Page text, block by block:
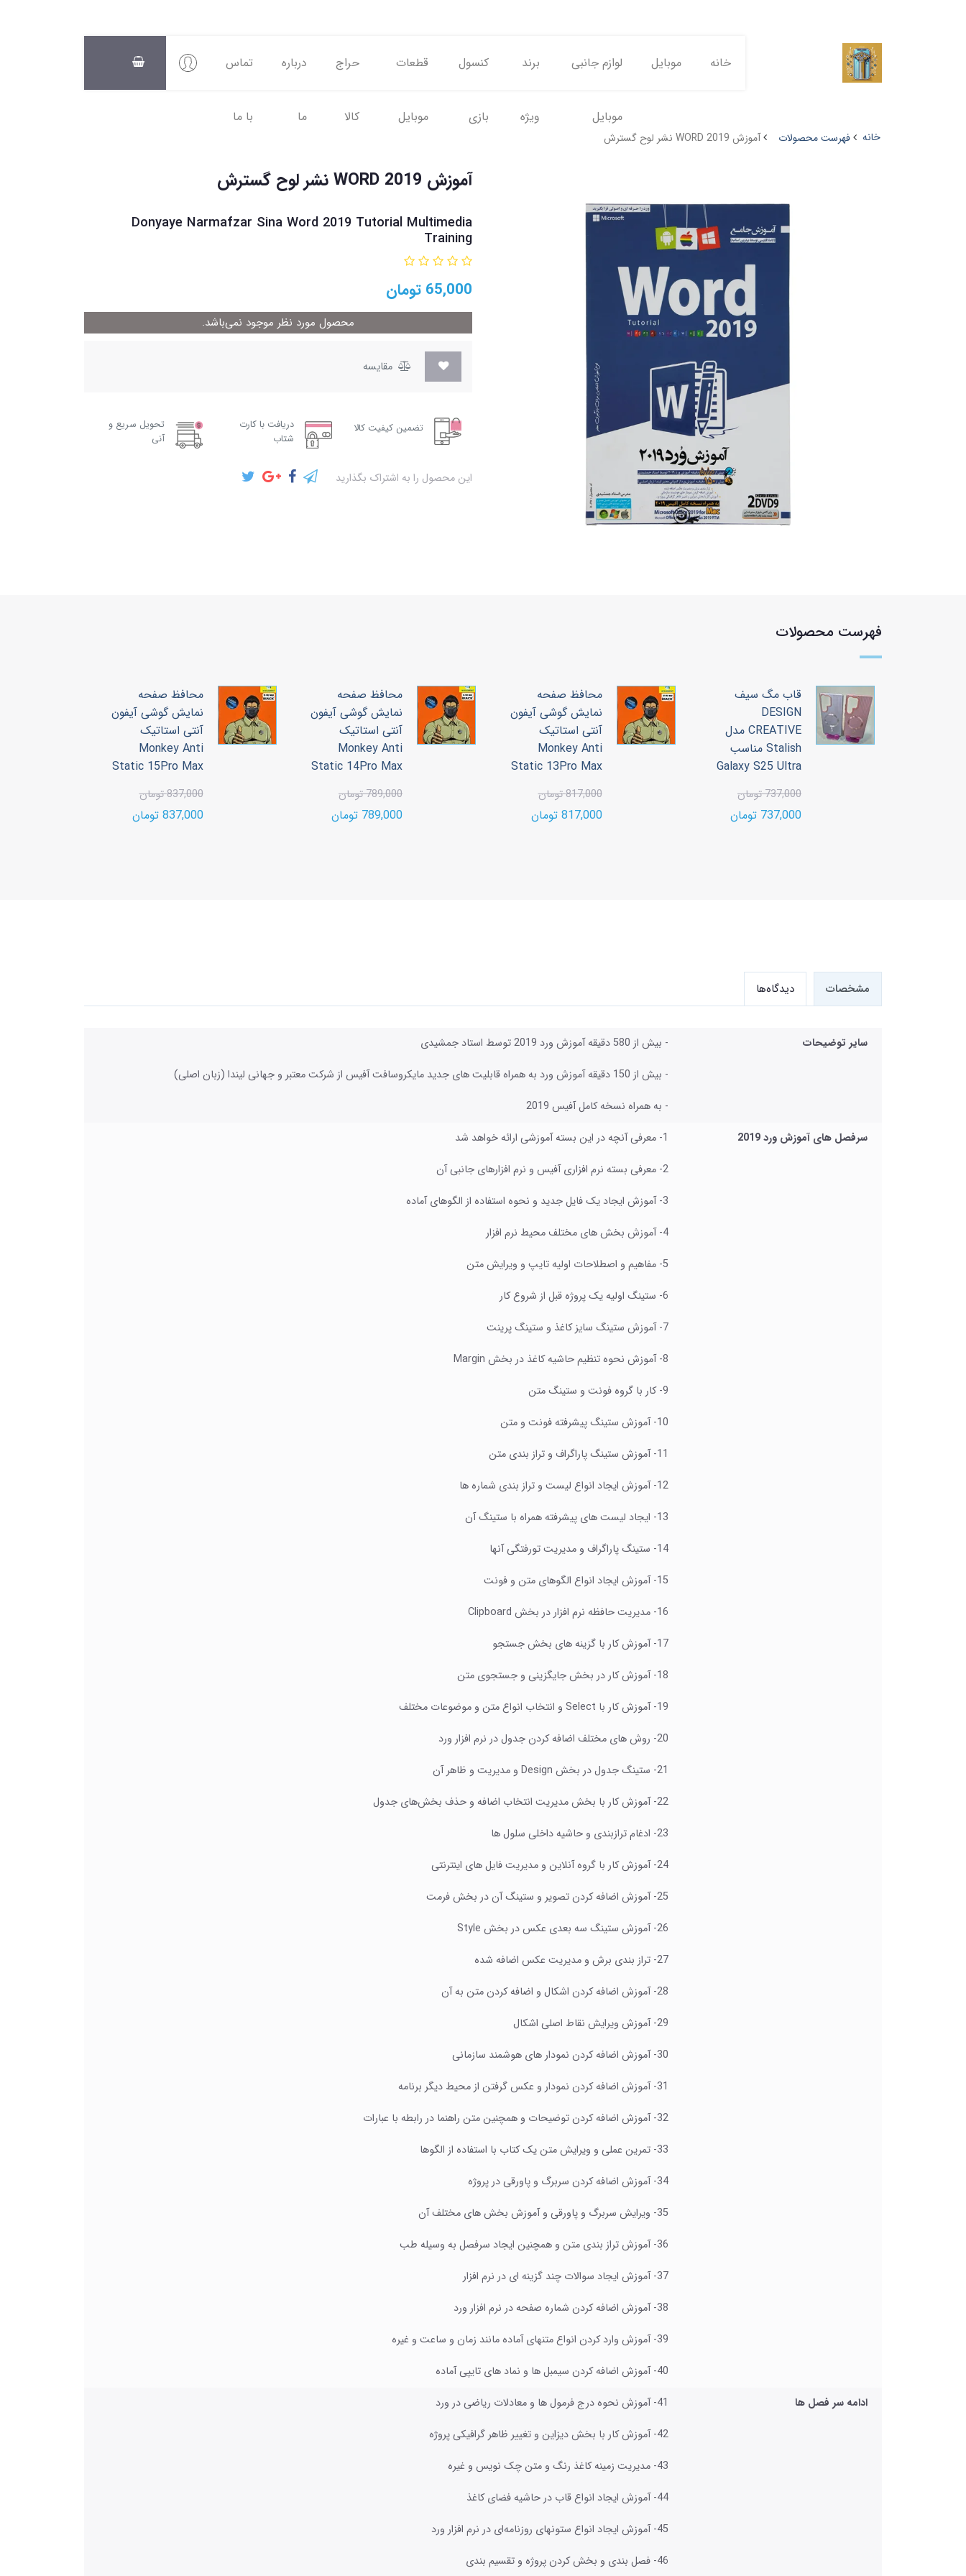
خانه موبایل لوازم جانبی
موبایل
برند
ویژه
کنسول
بازی
قطعات
موبایل
حراج
کالا
درباره
ما
تماس
با ما
خانه فهرست محصولات آموزش WORD 2019 نشر لوح گسترش
آموزش WORD 2019 نشر لوح گسترش
Donyaye Narmafzar Sina Word 2019 Tutorial Multimedia
Training
65,000 تومان
محصول مورد نظر موجود نمی‌باشد.
مقایسه
تضمین کیفیت کالا
دریافت با کارت
شتاب
تحویل سریع و
آنی
این محصول را به اشتراک بگذارید
فهرست محصولات
قاب مگ سیف
DESIGN
CREATIVE مدل
Stalish مناسب
Galaxy S25 Ultra
737,000 تومان
737,000 تومان
محافظ صفحه
نمایش گوشی آیفون
آنتی استاتیک
Monkey Anti
Static 13Pro Max
817,000 تومان
817,000 تومان
محافظ صفحه
نمایش گوشی آیفون
آنتی استاتیک
Monkey Anti
Static 14Pro Max
789,000 تومان
789,000 تومان
محافظ صفحه
نمایش گوشی آیفون
آنتی استاتیک
Monkey Anti
Static 15Pro Max
837,000 تومان
837,000 تومان
مشخصات دیدگاه‌ها
سایر توضیحات
- بیش از 580 دقیقه آموزش ورد 2019 توسط استاد جمشیدی
- بیش از 150 دقیقه آموزش ورد به همراه قابلیت های جدید مایکروسافت آفیس از شرکت معتبر و جهانی لیندا (زبان اصلی)
- به همراه نسخه کامل آفیس 2019
سرفصل های آموزش ورد 2019
1- معرفی آنچه در این بسته آموزشی ارائه خواهد شد
2- معرفی بسته نرم افزاری آفیس و نرم افزارهای جانبی آن
3- آموزش ایجاد یک فایل جدید و نحوه استفاده از الگوهای آماده
4- آموزش بخش های مختلف محیط نرم افزار
5- مفاهیم و اصطلاحات اولیه تایپ و ویرایش متن
6- ستینگ اولیه یک پروژه قبل از شروع کار
7- آموزش ستینگ سایز کاغذ و ستینگ پرینت
8- آموزش نحوه تنظیم حاشیه کاغذ در بخش Margin
9- کار با گروه فونت و ستینگ متن
10- آموزش ستینگ پیشرفته فونت و متن
11- آموزش ستینگ پاراگراف و تراز بندی متن
12- آموزش ایجاد انواع لیست و تراز بندی شماره ها
13- ایجاد لیست های پیشرفته همراه با ستینگ آن
14- ستینگ پاراگراف و مدیریت تورفتگی آنها
15- آموزش ایجاد انواع الگوهای متن و فونت
16- مدیریت حافظه نرم افزار در بخش Clipboard
17- آموزش کار با گزینه های بخش جستجو
18- آموزش کار در بخش جایگزینی و جستجوی متن
19- آموزش کار با Select و انتخاب انواع متن و موضوعات مختلف
20- روش های مختلف اضافه کردن جدول در نرم افزار ورد
21- ستینگ جدول در بخش Design و مدیریت و ظاهر آن
22- آموزش کار با بخش مدیریت انتخاب اضافه و حذف بخش‌های جدول
23- ادغام ترازبندی و حاشیه داخلی سلول ها
24- آموزش کار با گروه آنلاین و مدیریت فایل های اینترنتی
25- آموزش اضافه کردن تصویر و ستینگ آن در بخش فرمت
26- آموزش ستینگ سه بعدی عکس در بخش Style
27- تراز بندی برش و مدیریت عکس اضافه شده
28- آموزش اضافه کردن اشکال و اضافه کردن متن به آن
29- آموزش ویرایش نقاط اصلی اشکال
30- آموزش اضافه کردن نمودار های هوشمند سازمانی
31- آموزش اضافه کردن نمودار و عکس گرفتن از محیط دیگر برنامه
32- آموزش اضافه کردن توضیحات و همچنین متن راهنما در رابطه با عبارات
33- تمرین عملی و ویرایش متن یک کتاب با استفاده از الگوها
34- آموزش اضافه کردن سربرگ و پاورقی در پروژه
35- ویرایش سربرگ و پاورقی و آموزش بخش های مختلف آن
36- آموزش تراز بندی متن و همچنین ایجاد سرفصل به وسیله طب
37- آموزش ایجاد سوالات چند گزینه ای در نرم افزار
38- آموزش اضافه کردن شماره صفحه در نرم افزار ورد
39- آموزش وارد کردن انواع متنهای آماده مانند زمان و ساعت و غیره
40- آموزش اضافه کردن سیمبل ها و نماد های تایپی آماده
ادامه سر فصل ها
41- آموزش نحوه درج فرمول ها و معادلات ریاضی در ورد
42- آموزش کار با بخش دیزاین و تغییر ظاهر گرافیکی پروژه
43- مدیریت زمینه کاغذ رنگ و متن چک نویس و غیره
44- آموزش ایجاد انواع قاب در حاشیه فضای کاغذ
45- آموزش ایجاد انواع ستونهای روزنامه‌ای در نرم افزار ورد
46- فصل بندی و بخش کردن پروژه و تقسیم بندی